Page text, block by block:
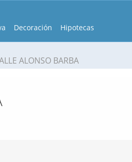
Decoración Hipotecas
ALONSO BARBA